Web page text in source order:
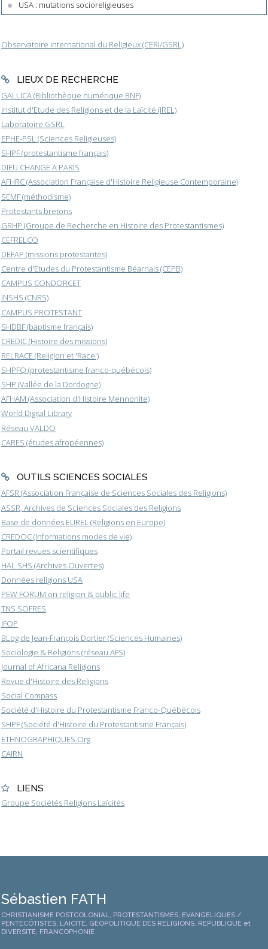
USA : mutations socioreligieuses
Observatoire International du Religieux (CERI/GSRL)
LIEUX DE RECHERCHE
GALLICA (Bibliothèque numérique BNF)
Institut d'Etude des Religions et de la Laïcité (IREL)
Laboratoire GSRL
EPHE-PSL (Sciences Religieuses)
SHPF (protestantisme français)
DIEU CHANGE A PARIS
AFHRC (Association Française d'Histoire Religieuse Contemporaine)
SEMF (méthodisme)
Protestants bretons
GRHP (Groupe de Recherche en Histoire des Protestantismes)
CEFRELCO
DEFAP (missions protestantes)
Centre d'Etudes du Protestantisme Béarnais (CEPB)
CAMPUS CONDORCET
INSHS (CNRS)
CAMPUS PROTESTANT
SHDBF (baptisme français)
CREDIC (Histoire des missions)
RELRACE (Religion et 'Race')
SHPFQ (protestantisme franco-québécois)
SHP (Vallée de la Dordogne)
AFHAM (Association d'Histoire Mennonite)
World Digital Library
Réseau VALDO
CARES (études afropéennes)
OUTILS SCIENCES SOCIALES
AFSR (Association Française de Sciences Sociales des Religions)
ASSR, Archives de Sciences Sociales des Religions
Base de données EUREL (Religions en Europe)
CREDOC (Informations modes de vie)
Portail revues scientifiques
HAL SHS (Archives Ouvertes)
Données religions USA
PEW FORUM on religion & public life
TNS SOFRES
IFOP
BLog de Jean-François Dortier (Sciences Humaines)
Sociologie & Religions (réseau AFS)
Journal of Africana Religions
Revue d'Histoire des Religions
Social Compass
Société d'Histoire du Protestantisme Franco-Québécois
SHPF (Société d'Histoire du Protestantisme Français)
ETHNOGRAPHIQUES.Org
CAIRN
LIENS
Groupe Sociétés Religions Laïcités
Sébastien FATH
CHRISTIANISME POSTCOLONIAL, PROTESTANTISMES, EVANGELIQUES /
PENTECÔTISTES, LAICITE, GEOPOLITIQUE DES RELIGIONS, REPUBLIQUE et
DIVERSITE, FRANCOPHONIE